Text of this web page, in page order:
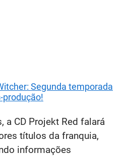
Segunda temporada
produção!
a CD Projekt Red falará
títulos da franquia,
informações